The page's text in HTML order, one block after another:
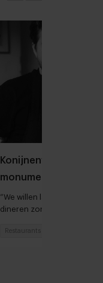
Konijnenvoer
monumentaal pand
“We willen laten zien dat je
dineren zonder een 100%
Restaurants